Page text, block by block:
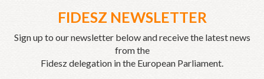
FIDESZ NEWSLETTER
Sign up to our newsletter below and receive the latest news
from the
Fidesz delegation in the European Parliament.